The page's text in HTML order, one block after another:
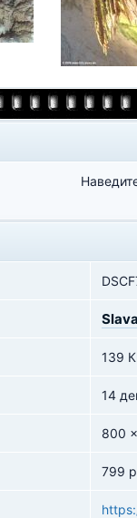
Slava
139
14
800
799